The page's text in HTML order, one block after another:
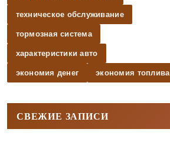
техническое обслуживание
тормозная система
характеристики авто
экономия денег экономия топлива
СВЕЖИЕ ЗАПИСИ